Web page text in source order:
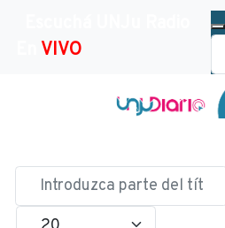
VIVO
Introduzca
parte
Cantidad